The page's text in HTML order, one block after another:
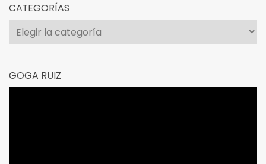
CATEGORÍAS
Categorías
GOGA RUIZ